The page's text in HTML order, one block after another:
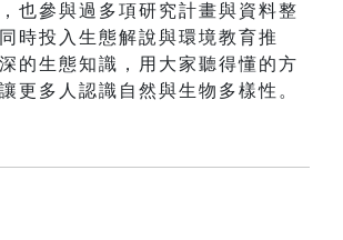
也參與過多項研究計畫與資料整
時投入生態解說與環境教育推
的生態知識，用大家聽得懂的方
更多人認識自然與生物多樣性。